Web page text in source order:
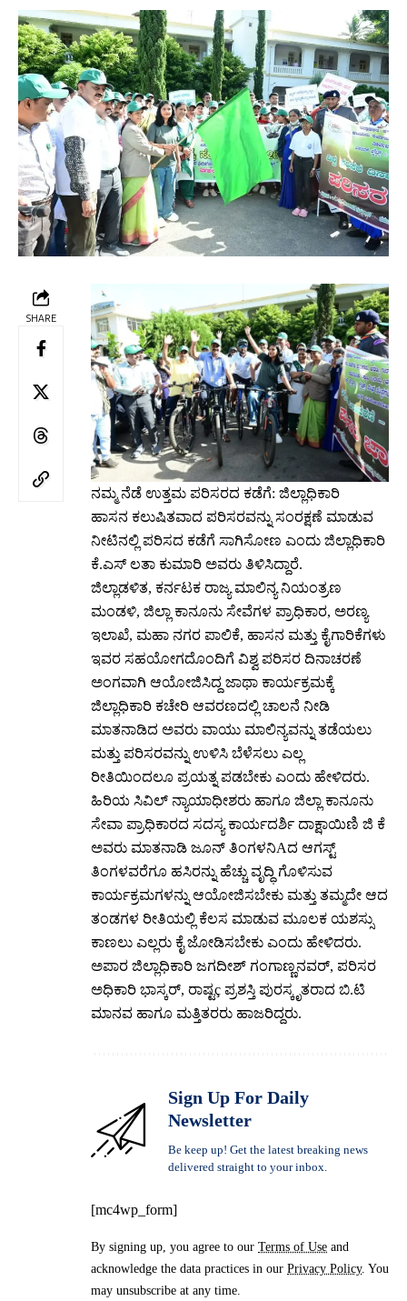
SHARE
ನಮ್ಮ ನೆಡೆ ಉತ್ತಮ ಪರಿಸರದ ಕಡೆಗೆ: ಜಿಲ್ಲಾಧಿಕಾರಿ
ಹಾಸನ ಕಲುಷಿತವಾದ ಪರಿಸರವನ್ನು ಸಂರಕ್ಷಣೆ ಮಾಡುವ
ನೀಟಿನಲ್ಲಿ ಪರಿಸದ ಕಡೆಗೆ ಸಾಗಿಸೋಣ ಎಂದು ಜಿಲ್ಲಾಧಿಕಾರಿ
ಕೆ.ಎಸ್ ಲತಾ ಕುಮಾರಿ ಅವರು ತಿಳಿಸಿದ್ದಾರೆ.
ಜಿಲ್ಲಾಡಳಿತ, ಕರ್ನಟಕ ರಾಜ್ಯ ಮಾಲಿನ್ಯ ನಿಯಂತ್ರಣ
ಮಂಡಳಿ, ಜಿಲ್ಲಾ ಕಾನೂನು ಸೇವೆಗಳ ಪ್ರಾಧಿಕಾರ, ಅರಣ್ಯ
ಇಲಾಖೆ, ಮಹಾ ನಗರ ಪಾಲಿಕೆ, ಹಾಸನ ಮತ್ತು ಕೈಗಾರಿಕೆಗಳು
ಇವರ ಸಹಯೋಗದೊಂದಿಗೆ ವಿಶ್ವ ಪರಿಸರ ದಿನಾಚರಣೆ
ಅಂಗವಾಗಿ ಆಯೋಜಿಸಿದ್ದ ಜಾಥಾ ಕಾರ್ಯಕ್ರಮಕ್ಕೆ
ಜಿಲ್ಲಾಧಿಕಾರಿ ಕಚೇರಿ ಆವರಣದಲ್ಲಿ ಚಾಲನೆ ನೀಡಿ
ಮಾತನಾಡಿದ ಅವರು ವಾಯು ಮಾಲಿನ್ಯವನ್ನು ತಡೆಯಲು
ಮತ್ತು ಪರಿಸರವನ್ನು ಉಳಿಸಿ ಬೆಳೆಸಲು ಎಲ್ಲ
ರೀತಿಯಿಂದಲೂ ಪ್ರಯತ್ನ ಪಡಬೇಕು ಎಂದು ಹೇಳಿದರು.
ಹಿರಿಯ ಸಿವಿಲ್ ನ್ಯಾಯಾಧೀಶರು ಹಾಗೂ ಜಿಲ್ಲಾ ಕಾನೂನು
ಸೇವಾ ಪ್ರಾಧಿಕಾರದ ಸದಸ್ಯ ಕಾರ್ಯದರ್ಶಿ ದಾಕ್ಷಾಯಿಣಿ ಜಿ ಕೆ
ಅವರು ಮಾತನಾಡಿ ಜೂನ್ ತಿಂಗಳನಿAದ ಆಗಸ್ಟ್
ತಿಂಗಳವರೆಗೂ ಹಸಿರನ್ನು ಹೆಚ್ಚು ವೃದ್ಧಿ ಗೊಳಿಸುವ
ಕಾರ್ಯಕ್ರಮಗಳನ್ನು ಆಯೋಜಿಸಬೇಕು ಮತ್ತು ತಮ್ಮದೇ ಆದ
ತಂಡಗಳ ರೀತಿಯಲ್ಲಿ ಕೆಲಸ ಮಾಡುವ ಮೂಲಕ ಯಶಸ್ಸು
ಕಾಣಲು ಎಲ್ಲರು ಕೈ ಜೋಡಿಸಬೇಕು ಎಂದು ಹೇಳಿದರು.
ಅಪಾರ ಜಿಲ್ಲಾಧಿಕಾರಿ ಜಗದೀಶ್ ಗಂಗಾಣ್ಣನವರ್, ಪರಿಸರ
ಅಧಿಕಾರಿ ಭಾಸ್ಕರ್, ರಾಷ್ಟç ಪ್ರಶಸ್ತಿ ಪುರಸ್ಕೃತರಾದ ಬಿ.ಟಿ
ಮಾನವ ಹಾಗೂ ಮತ್ತಿತರರು ಹಾಜರಿದ್ದರು.
Sign Up For Daily
Newsletter
Be keep up! Get the latest breaking news
delivered straight to your inbox.
[mc4wp_form]
By signing up, you agree to our Terms of Use and
acknowledge the data practices in our Privacy Policy. You
may unsubscribe at any time.